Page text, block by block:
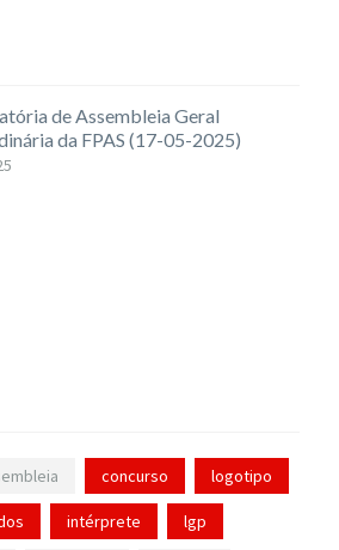
de Assembleia Geral
da FPAS (17-05-2025)
concurso logotipo
intérprete lgp